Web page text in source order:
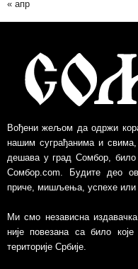
« апр
Вођени жељом да одржи
нашим суграђанима и
дешава у град Сомбор, било
Сомбор.com. Будите део
приче, мишљења, успехе или
Ми смо независна издавачка
није повезанa са било
територије Србије.